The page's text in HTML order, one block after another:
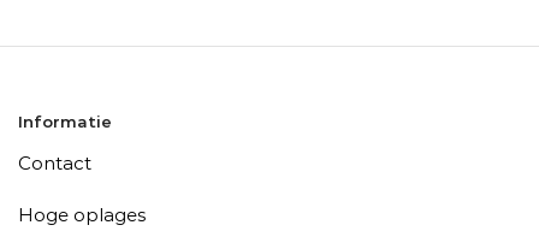
Informatie
Contact
Hoge oplages